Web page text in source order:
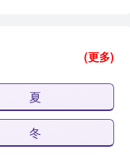
(更多)
夏
冬